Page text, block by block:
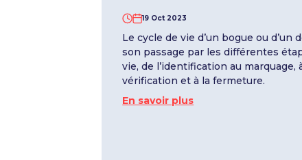
19 Oct 2023
Le cycle de vie d’un bogue ou d’un
son passage par les différentes
vie, de l’identification au marquage,
vérification et à la fermeture.
En savoir plus